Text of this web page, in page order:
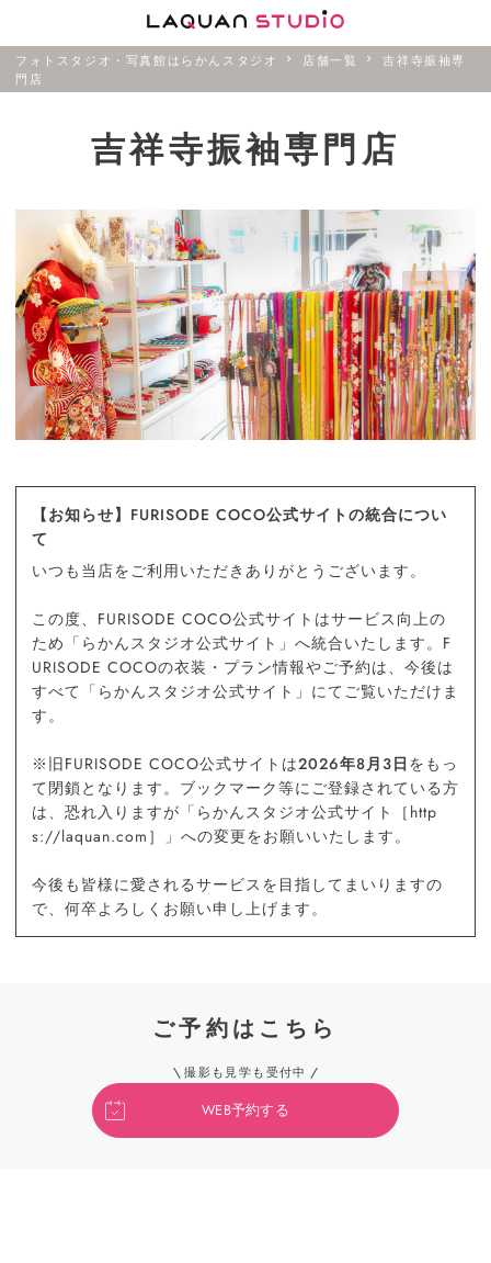
フォトスタジオ・写真館はらかんスタジオ 店舗一覧
吉祥寺振袖専
門店
吉祥寺振袖専門店
【お知らせ】FURISODE COCO公式サイトの統合につい
て
いつも当店をご利用いただきありがとうございます。
この度、FURISODE COCO公式サイトはサービス向上の
ため「らかんスタジオ公式サイト」へ統合いたします。F
URISODE COCOの衣装・プラン情報やご予約は、今後は
すべて「らかんスタジオ公式サイト」にてご覧いただけま
す。
※旧FURISODE COCO公式サイトは2026年8月3日 をもっ
て閉鎖となります。ブックマーク等にご登録されている方
は、恐れ入りますが「らかんスタジオ公式サイト［http
s://laquan.com］」への変更をお願いいたします。
今後も皆様に愛されるサービスを目指してまいりますの
で、何卒よろしくお願い申し上げます。
ご予約はこちら
撮影も見学も受付中
WEB予約する